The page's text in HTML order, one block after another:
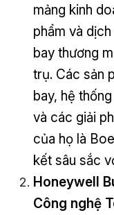
mảng kinh
phẩm và
bay thương
trụ. Các sản
bay, hệ
và các giải
của họ là
kết sâu sắc
Honeywell
Công nghệ